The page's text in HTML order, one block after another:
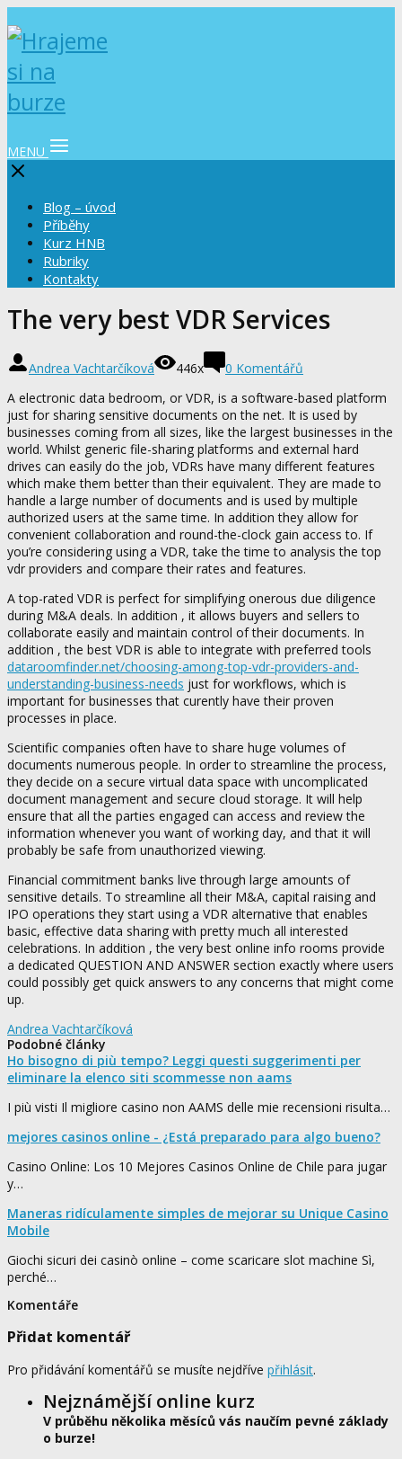
MENU
Blog – úvod
Příběhy
Kurz HNB
Rubriky
Kontakty
The very best VDR Services
Andrea Vachtarčíková 446x
0 Komentářů
A electronic data bedroom, or VDR, is a software-based platform
just for sharing sensitive documents on the net. It is used by
businesses coming from all sizes, like the largest businesses in the
world. Whilst generic file-sharing platforms and external hard
drives can easily do the job, VDRs have many different features
which make them better than their equivalent. They are made to
handle a large number of documents and is used by multiple
authorized users at the same time. In addition they allow for
convenient collaboration and round-the-clock gain access to. If
you’re considering using a VDR, take the time to analysis the top
vdr providers and compare their rates and features.
A top-rated VDR is perfect for simplifying onerous due diligence
during M&A deals. In addition , it allows buyers and sellers to
collaborate easily and maintain control of their documents. In
addition , the best VDR is able to integrate with preferred tools
dataroomfinder.net/choosing-among-top-vdr-providers-and-
understanding-business-needs just for workflows, which is
important for businesses that curently have their proven
processes in place.
Scientific companies often have to share huge volumes of
documents numerous people. In order to streamline the process,
they decide on a secure virtual data space with uncomplicated
document management and secure cloud storage. It will help
ensure that all the parties engaged can access and review the
information whenever you want of working day, and that it will
probably be safe from unauthorized viewing.
Financial commitment banks live through large amounts of
sensitive details. To streamline all their M&A, capital raising and
IPO operations they start using a VDR alternative that enables
basic, effective data sharing with pretty much all interested
celebrations. In addition , the very best online info rooms provide
a dedicated QUESTION AND ANSWER section exactly where users
could possibly get quick answers to any concerns that might come
up.
Andrea Vachtarčíková
Podobné články
Ho bisogno di più tempo? Leggi questi suggerimenti per
eliminare la elenco siti scommesse non aams
I più visti Il migliore casino non AAMS delle mie recensioni risulta…
mejores casinos online - ¿Está preparado para algo bueno?
Casino Online: Los 10 Mejores Casinos Online de Chile para jugar
y…
Maneras ridículamente simples de mejorar su Unique Casino
Mobile
Giochi sicuri dei casinò online – come scaricare slot machine Sì,
perché…
Komentáře
Přidat komentář
Pro přidávání komentářů se musíte nejdříve přihlásit.
Nejznámější online kurz
V průběhu několika měsíců vás naučím pevné základy
o burze!